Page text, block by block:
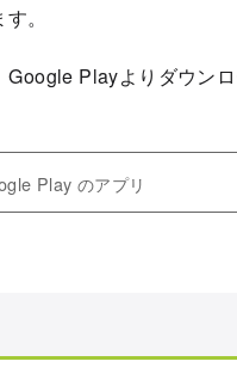
。
Playよりダウン
Play のアプリ